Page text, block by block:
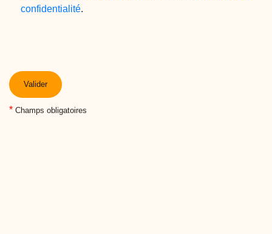
confidentialité.
Valider
* Champs obligatoires